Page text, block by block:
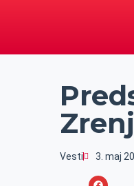
Vesti 3. maj